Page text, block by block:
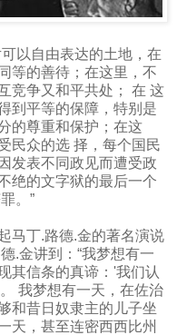
以自由表达的土地，在
等的善待；在这里，不
竞争又和平共处；
在 这
到平等的保障，特别是
的尊重和保护；在这
民众的选 择，每个国民
发表不同政见而遭受政
绝的文字狱的最后一个
。”
马丁.路德.金的著名演说
.金讲到：“我梦想有一
其信条的真谛： '我们认
。 我梦想有一天，在佐治
和昔日奴隶主的儿子坐
天，甚至连密西西比州